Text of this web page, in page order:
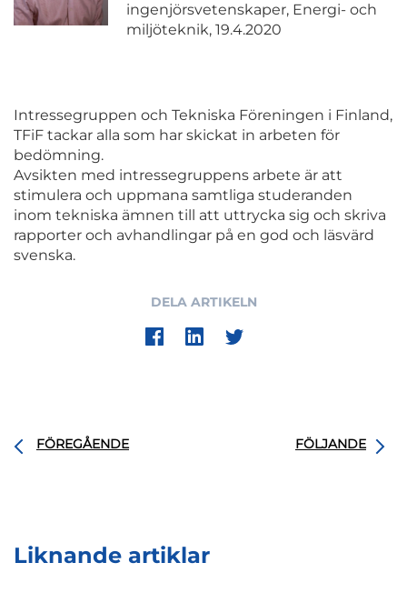
ingenjörsvetenskaper, Energi- och
miljöteknik, 19.4.2020
Intressegruppen och Tekniska Föreningen i Finland,
TFiF tackar alla som har skickat in arbeten för
bedömning.
Avsikten med intressegruppens arbete är att
stimulera och uppmana samtliga studeranden
inom tekniska ämnen till att uttrycka sig och skriva
rapporter och avhandlingar på en god och läsvärd
svenska.
DELA ARTIKELN
FÖREGÅENDE FÖLJANDE
Liknande artiklar